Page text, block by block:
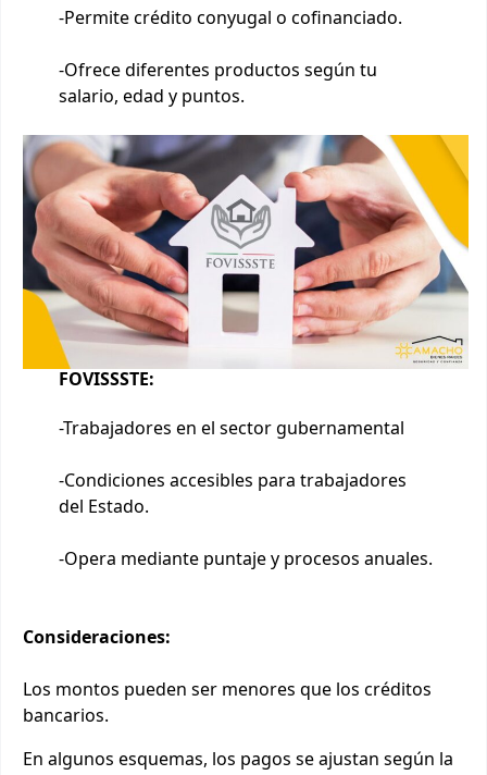
-Permite crédito conyugal o cofinanciado.
-Ofrece diferentes productos según tu
salario, edad y puntos.
FOVISSSTE:
-Trabajadores en el sector gubernamental
-Condiciones accesibles para trabajadores
del Estado.
-Opera mediante puntaje y procesos anuales.
Consideraciones:
Los montos pueden ser menores que los créditos
bancarios.
En algunos esquemas, los pagos se ajustan según la